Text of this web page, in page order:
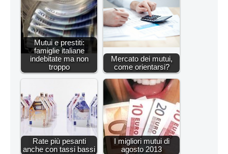
Mutui e prestiti:
famiglie italiane
indebitate ma non
troppo
Mercato dei mutui,
come orientarsi?
Rate più pesanti
anche con tassi bassi
I migliori mutui di
agosto 2013